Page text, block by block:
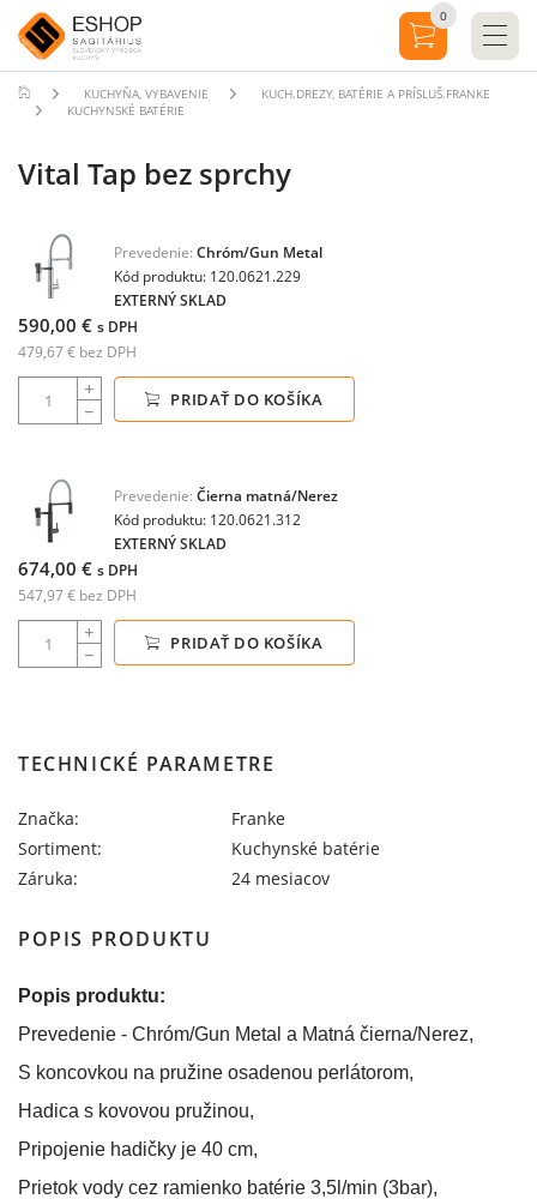
KUCHYŇA, VYBAVENIE
KUCH.DREZY, BATÉRIE A PRÍSLUŠ.FRANKE
KUCHYNSKÉ BATÉRIE
Vital Tap bez sprchy
Prevedenie: Chróm/Gun Metal
Kód produktu: 120.0621.229
EXTERNÝ SKLAD
590,00 € s DPH
479,67 € bez DPH
PRIDAŤ DO KOŠÍKA
Prevedenie: Čierna matná/Nerez
Kód produktu: 120.0621.312
EXTERNÝ SKLAD
674,00 € s DPH
547,97 € bez DPH
PRIDAŤ DO KOŠÍKA
TECHNICKÉ PARAMETRE
Značka:
Franke
Sortiment:
Kuchynské batérie
Záruka:
24 mesiacov
POPIS PRODUKTU
Popis produktu:
Prevedenie - Chróm/Gun Metal a Matná čierna/Nerez,
S koncovkou na pružine osadenou perlátorom,
Hadica s kovovou pružinou,
Pripojenie hadičky je 40 cm,
Prietok vody cez ramienko batérie 3,5l/min (3bar),
0